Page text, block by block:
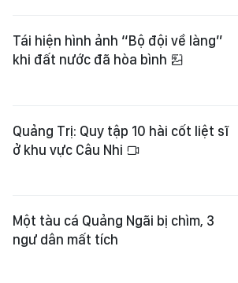
Tái hiện hình ảnh “Bộ đội về làng”
khi đất nước đã hòa bình
Quảng Trị: Quy tập 10 hài cốt liệt sĩ
ở khu vực Câu Nhi
Một tàu cá Quảng Ngãi bị chìm, 3
ngư dân mất tích